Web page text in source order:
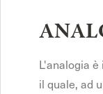
L'analogia
il quale, ad